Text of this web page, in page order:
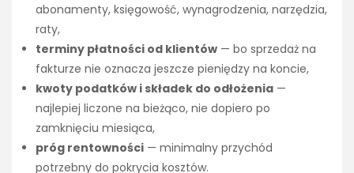
abonamenty, księgowość, wynagrodzenia, narzędzia,
raty,
terminy płatności od klientów — bo sprzedaż na
fakturze nie oznacza jeszcze pieniędzy na koncie,
kwoty podatków i składek do odłożenia —
najlepiej liczone na bieżąco, nie dopiero po
zamknięciu miesiąca,
próg rentowności — minimalny przychód
potrzebny do pokrycia kosztów.